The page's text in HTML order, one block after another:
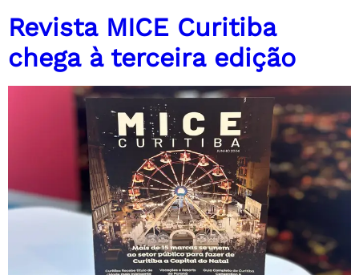
Revista MICE Curitiba
chega à terceira edição